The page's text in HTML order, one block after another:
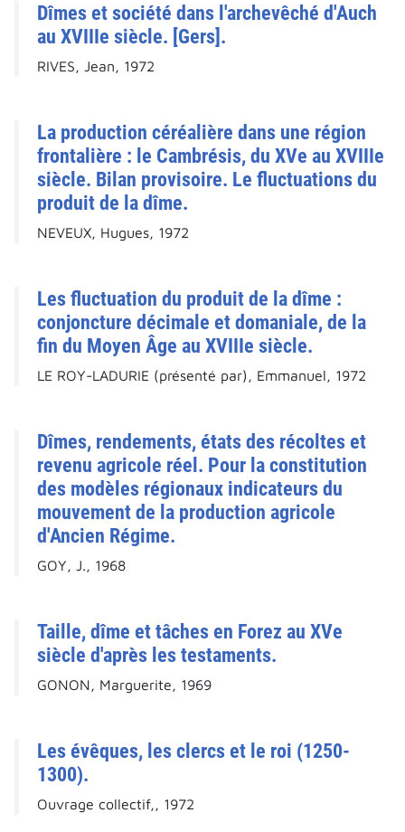
Dîmes et société dans l'archevêché d'Auch
au XVIIIe siècle. [Gers].
RIVES, Jean, 1972
La production céréalière dans une région
frontalière : le Cambrésis, du XVe au XVIIIe
siècle. Bilan provisoire. Le fluctuations du
produit de la dîme.
NEVEUX, Hugues, 1972
Les fluctuation du produit de la dîme :
conjoncture décimale et domaniale, de la
fin du Moyen Âge au XVIIIe siècle.
LE ROY-LADURIE (présenté par), Emmanuel, 1972
Dîmes, rendements, états des récoltes et
revenu agricole réel. Pour la constitution
des modèles régionaux indicateurs du
mouvement de la production agricole
d'Ancien Régime.
GOY, J., 1968
Taille, dîme et tâches en Forez au XVe
siècle d'après les testaments.
GONON, Marguerite, 1969
Les évêques, les clercs et le roi (1250-
1300).
Ouvrage collectif,, 1972